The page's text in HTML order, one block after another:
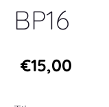
BP16
€15,00